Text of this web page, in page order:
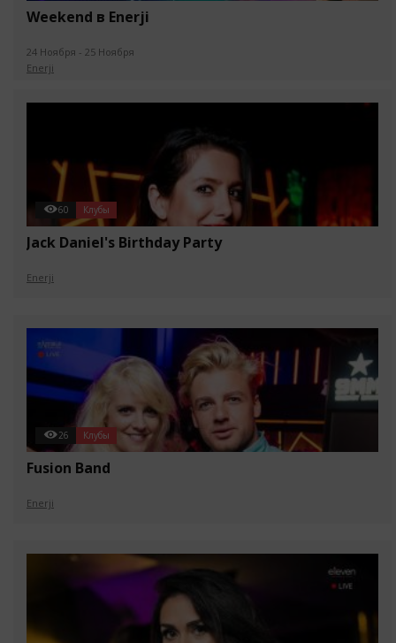
Weekend в Enerji
24 Ноября - 25 Ноября
Enerji
60 Клубы
Jack Daniel's Birthday Party
Enerji
26 Клубы
Fusion Band
Enerji